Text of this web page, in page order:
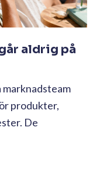
aldrig på
marknadsteam
produkter,
De